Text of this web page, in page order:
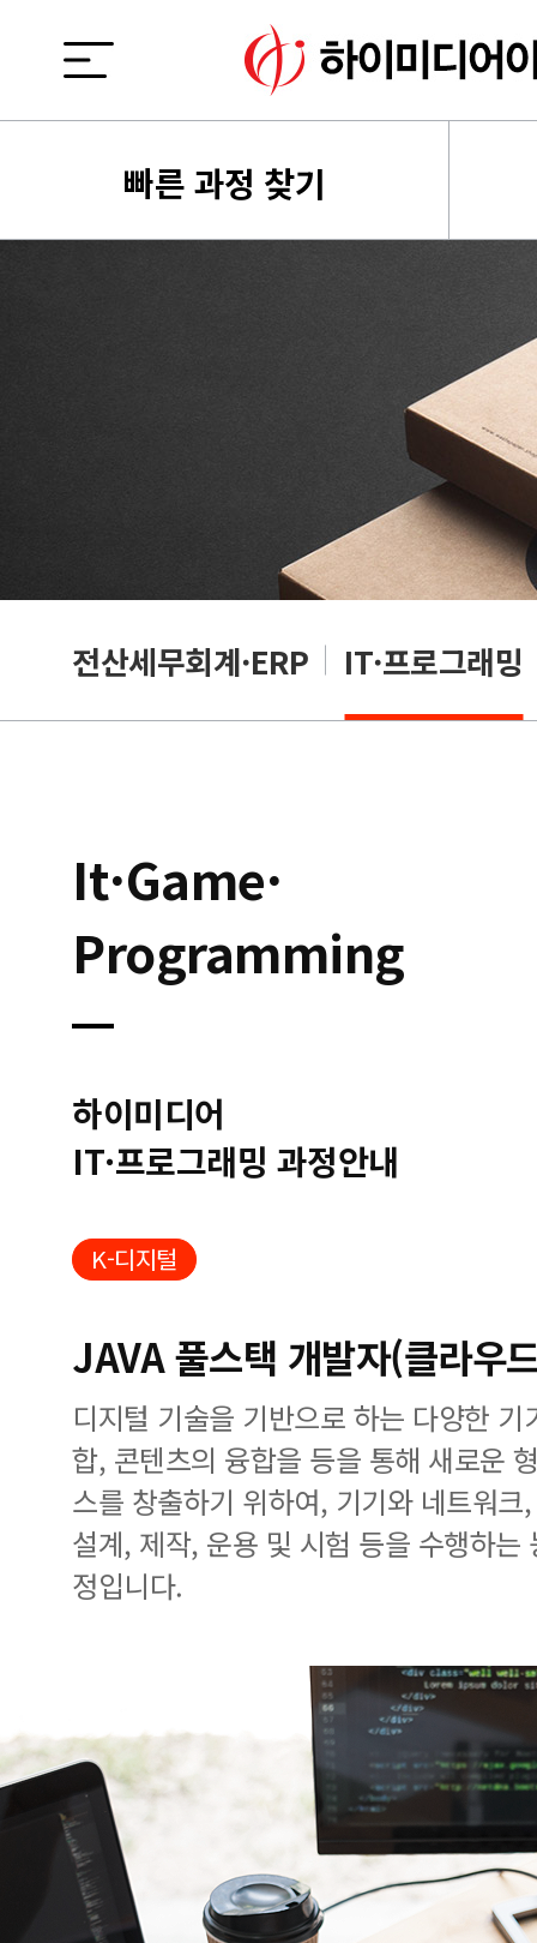
빠른 과정 찾기
전산세무회계·ERP IT·프로그래밍
It·Game·
Programming
하이미디어
IT·프로그래밍 과정안내
K-디지털
JAVA 풀스택 개발자(클라우
디지털 기술을 기반으로 하는 다양한
합, 콘텐츠의 융합을 등을 통해 새로운
스를 창출하기 위하여, 기기와 네트워
설계, 제작, 운용 및 시험 등을 수행하는
정입니다.